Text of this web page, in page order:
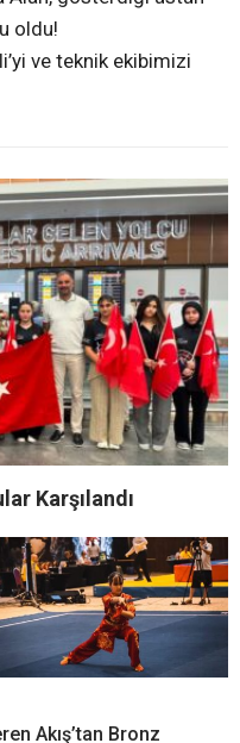
oldu!
ve teknik ekibimizi
Karşılandı
Akış’tan Bronz